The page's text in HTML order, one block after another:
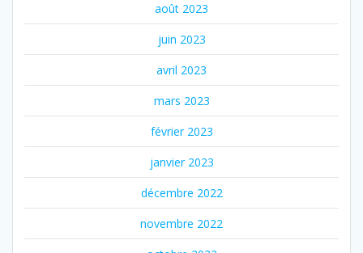
août 2023
juin 2023
avril 2023
mars 2023
février 2023
janvier 2023
décembre 2022
novembre 2022